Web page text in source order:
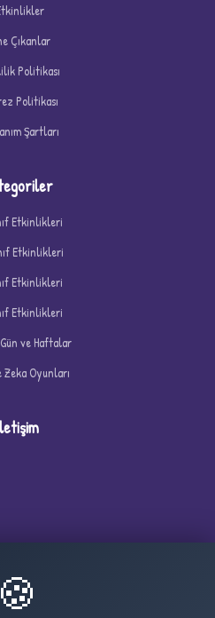
Çıkanlar
Politikası
Politikası
Şartları
Etkinlikleri
Etkinlikleri
Etkinlikleri
Etkinlikleri
ve Haftalar
Zeka Oyunları
🍪